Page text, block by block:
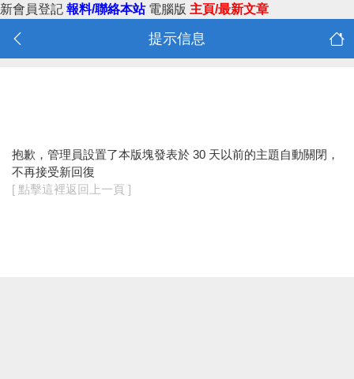
新會員登記 報料/聯絡本站 電腦版 主頁/最新文章
提示信息
抱歉，管理員設置了本版塊發表於 30 天以前的主題自動關閉，
不再接受新回復
[ 點擊這裡返回上一頁 ]